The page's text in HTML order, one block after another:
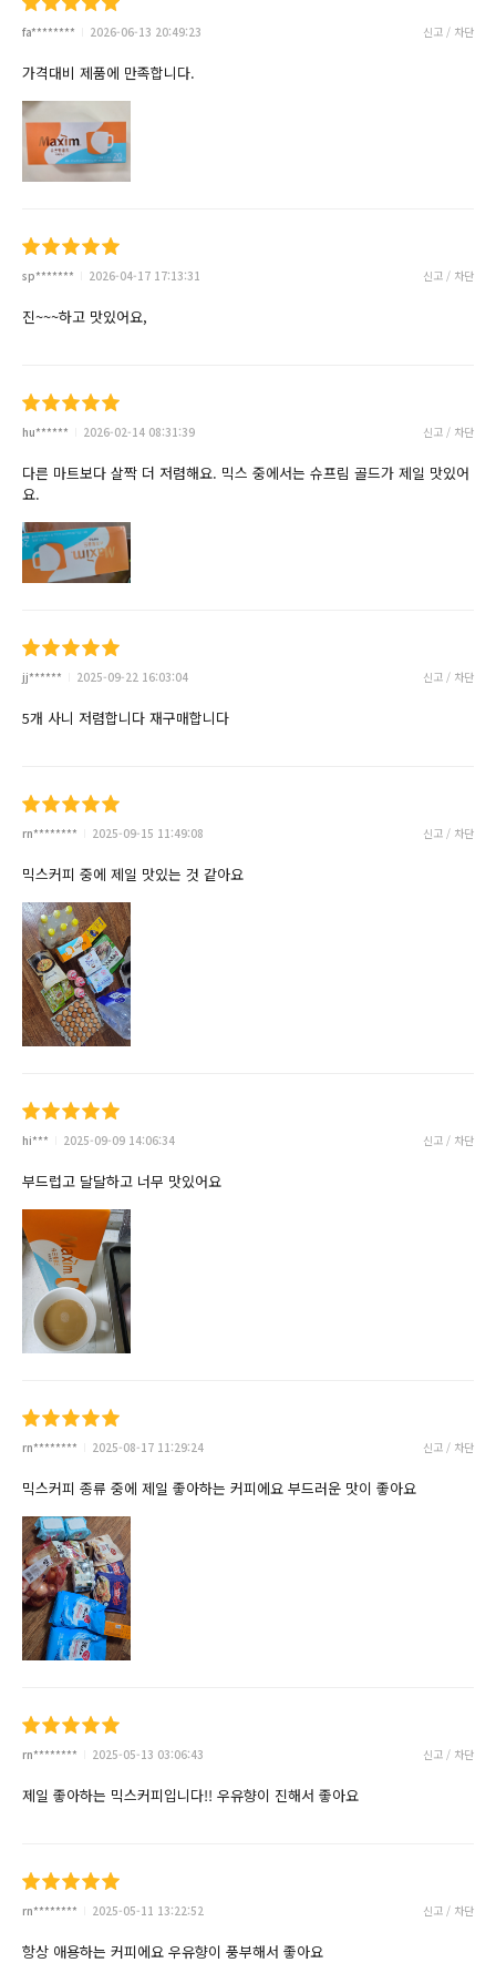
fa******** 2026-06-13 20:49:23 신고 / 차단
가격대비 제품에 만족합니다.
sp******* 2026-04-17 17:13:31 신고 / 차단
진~~~하고 맛있어요,
hu****** 2026-02-14 08:31:39 신고 / 차단
다른 마트보다 살짝 더 저렴해요. 믹스 중에서는 슈프림 골드가 제일 맛있어
요.
jj****** 2025-09-22 16:03:04 신고 / 차단
5개 사니 저렴합니다 재구매합니다
rn******** 2025-09-15 11:49:08 신고 / 차단
믹스커피 중에 제일 맛있는 것 같아요
hi*** 2025-09-09 14:06:34 신고 / 차단
부드럽고 달달하고 너무 맛있어요
rn******** 2025-08-17 11:29:24 신고 / 차단
믹스커피 종류 중에 제일 좋아하는 커피에요 부드러운 맛이 좋아요
rn******** 2025-05-13 03:06:43 신고 / 차단
제일 좋아하는 믹스커피입니다!! 우유향이 진해서 좋아요
rn******** 2025-05-11 13:22:52 신고 / 차단
항상 애용하는 커피에요 우유향이 풍부해서 좋아요